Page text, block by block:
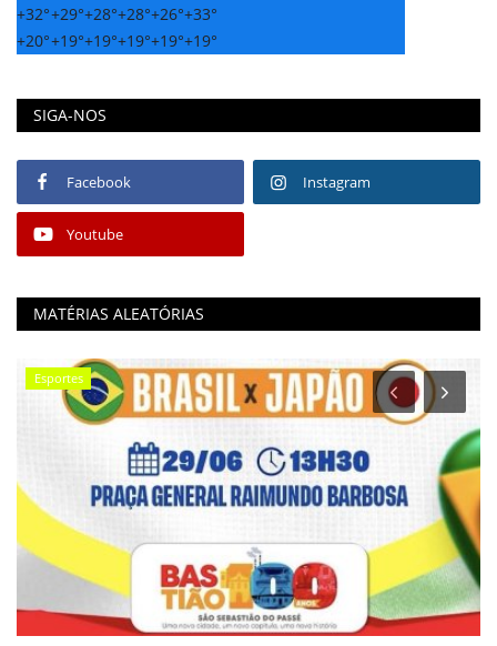
+32°+29°+28°+28°+26°+33°
+20°+19°+19°+19°+19°+19°
SIGA-NOS
Facebook Instagram
Youtube
MATÉRIAS ALEATÓRIAS
Esportes